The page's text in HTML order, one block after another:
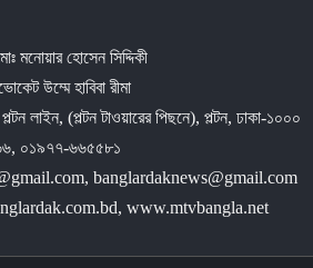
মনোয়ার হোসেন সিদ্দিকী
উম্মে হাবিবা রীমা
লাইন, (পল্টন টাওয়ারের পিছনে), পল্টন, ঢাকা-১০০০
০১৯৭৭-৬৬৫৫৮১
banglardaknews@gmail.com
www.mtvbangla.net